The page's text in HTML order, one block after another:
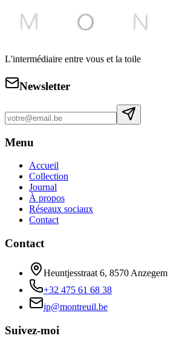
L'intermédiaire entre vous et la toile
Newsletter
Menu
Accueil
Collection
Journal
À propos
Réseaux sociaux
Contact
Contact
Heuntjesstraat 6, 8570 Anzegem
+32 475 61 68 38
jp@montreuil.be
Suivez-moi